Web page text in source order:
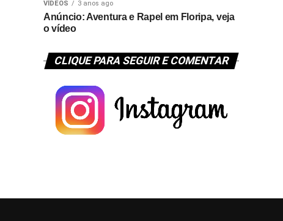
VÍDEOS 3 anos ago
Anúncio: Aventura e Rapel em Floripa, veja
o vídeo
CLIQUE PARA SEGUIR E COMENTAR